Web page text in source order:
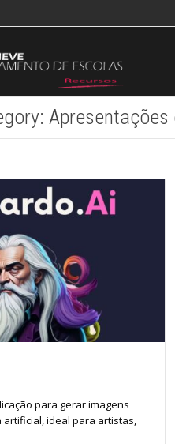
Apresentações
para gerar imagens
ideal para artistas,